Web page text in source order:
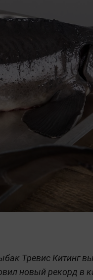
Тревис Китинг
новый рекорд в